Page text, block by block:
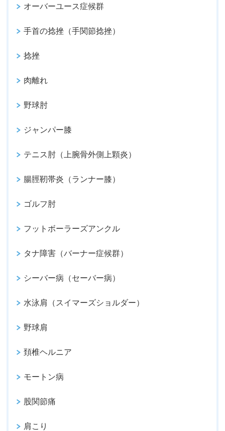
オーバーユース症候群
手首の捻挫（手関節捻挫）
捻挫
肉離れ
野球肘
ジャンパー膝
テニス肘（上腕骨外側上顆炎）
腸脛靭帯炎（ランナー膝）
ゴルフ肘
フットボーラーズアンクル
タナ障害（バーナー症候群）
シーバー病（セーバー病）
水泳肩（スイマーズショルダー）
野球肩
頚椎ヘルニア
モートン病
股関節痛
肩こり